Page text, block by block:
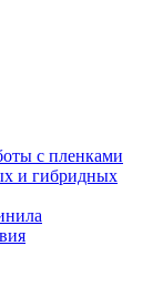
с пленками
и гибридных